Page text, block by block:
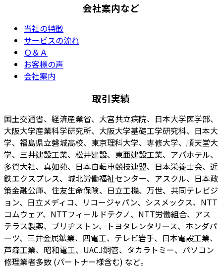
会社案内など
当社の特徴
サービスの流れ
Ｑ＆Ａ
お客様の声
会社案内
取引実績
国土交通省、経済産業省、大宮共立病院、日本大学医学部、
大阪大学産業科学研究所、大阪大学基礎工学研究科、日本大
学、福島県立磐城高校、東京理科大学、専修大学、順天堂大
学、三井建設工業、松井建設、東亜建設工業、アパホテル、
多賀大社、真如苑、日本自転車競技連盟、日本栄養士会、近
鉄エクスプレス、城北労働福祉センター、アスクル、日本政
策金融公庫、住友生命保険、日立工機、万世、共同テレビジ
ョン、日立メディコ、リコージャパン、シスメックス、NTT
コムウェア、NTTフィールドテクノ、NTT労働組合、アス
テラス製薬、ブリヂストン、トヨタレンタリース、ホンダパ
ーツ、三井金属鉱業、四電工、テレビ岩手、日本電設工業、
芦森工業、昭和電工、UACJ銅管、タカラトミー、パソコン
修理業者多数 (パートナー様含む) など。